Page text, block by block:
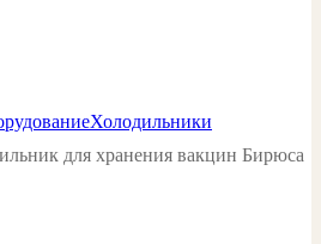
Холодильники
для хранения вакцин Бирюса